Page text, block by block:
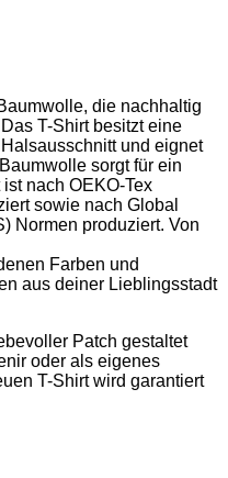
die nachhaltig
T-Shirt besitzt eine
und eignet
sorgt für ein
nach OEKO-Tex
sowie nach Global
Normen produziert. Von
Farben und
aus deiner Lieblingsstadt
Patch gestaltet
oder als eigenes
T-Shirt wird garantiert